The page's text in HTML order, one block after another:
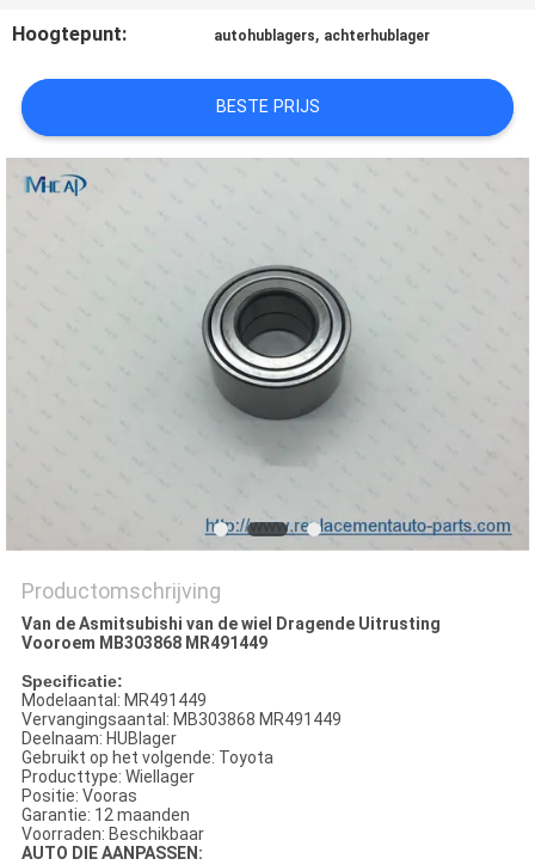
SITEMAP
PRIVACY
POLICY
Hoogtepunt: autohublagers, achterhublager
BESTE PRIJS
Productomschrijving
Van de Asmitsubishi van de wiel Dragende Uitrusting
Vooroem MB303868 MR491449
Specificatie:
Modelaantal: MR491449
Vervangingsaantal: MB303868 MR491449
Deelnaam: HUBlager
Gebruikt op het volgende: Toyota
Producttype: Wiellager
Positie: Vooras
Garantie: 12 maanden
Voorraden: Beschikbaar
AUTO DIE AANPASSEN: